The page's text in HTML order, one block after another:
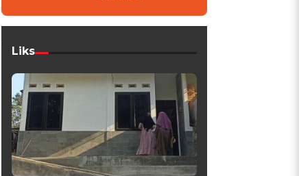
Liks